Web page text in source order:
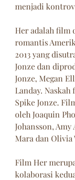
menjadi
Her adalah film
romantis
2013 yang
Jonze dan
Jonze, Megan
Landay.
Spike Jonze.
oleh Joaquin
Johansson, Amy
Mara dan Olivia
Film Her
kolaborasi